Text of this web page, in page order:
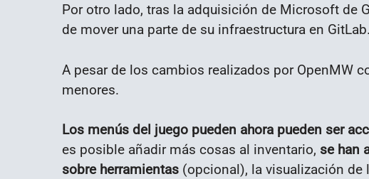
Por otro lado, tras la adquisición de Microsoft de
de mover una parte de su infraestructura en GitLab.
A pesar de los cambios realizados por OpenMW
menores.
Los menús del juego pueden ahora pueden ser
es posible añadir más cosas al inventario, se han
sobre herramientas (opcional), la visualización de